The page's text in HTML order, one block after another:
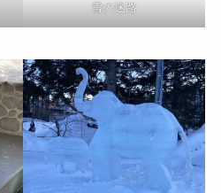
雪の迷路